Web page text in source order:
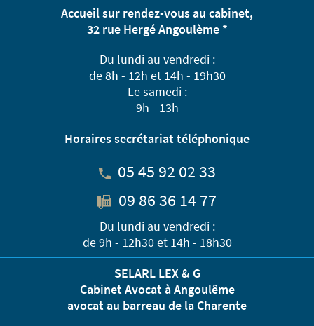
Accueil sur rendez-vous au cabinet,
32 rue Hergé Angoulème *
Du lundi au vendredi :
de 8h - 12h et 14h - 19h30
Le samedi :
9h - 13h
Horaires secrétariat téléphonique
05 45 92 02 33
09 86 36 14 77
Du lundi au vendredi :
de 9h - 12h30 et 14h - 18h30
SELARL LEX & G
Cabinet Avocat à Angoulême
avocat au barreau de la Charente